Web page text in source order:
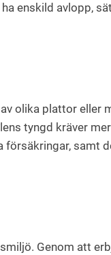
enskild avlopp,
olika plattor eller
tyngd kräver
försäkringar, samt
Genom att